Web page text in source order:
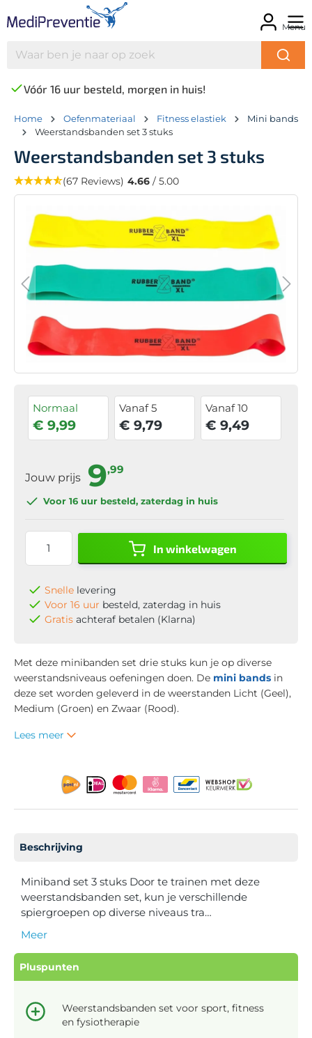
Menu
Vóór 16 uur besteld, morgen in huis!
Home Oefenmateriaal Fitness elastiek
Mini bands
Weerstandsbanden set 3 stuks
Weerstandsbanden set 3 stuks
(67 Reviews) 4.66 / 5.00
Normaal
€ 9,99
Vanaf 5
€ 9,79
Vanaf 10
€ 9,49
Jouw prijs 9,99
Voor 16 uur besteld, zaterdag in huis
In winkelwagen
Snelle levering
Voor 16 uur besteld, zaterdag in huis
Gratis achteraf betalen (Klarna)
Met deze minibanden set drie stuks kun je op diverse
weerstandsniveaus oefeningen doen. De mini bands in
deze set worden geleverd in de weerstanden Licht (Geel),
Medium (Groen) en Zwaar (Rood).
Lees meer
Beschrijving
Miniband set 3 stuks Door te trainen met deze
weerstandsbanden set, kun je verschillende
spiergroepen op diverse niveaus tra…
Meer
Pluspunten
Weerstandsbanden set voor sport, fitness
en fysiotherapie